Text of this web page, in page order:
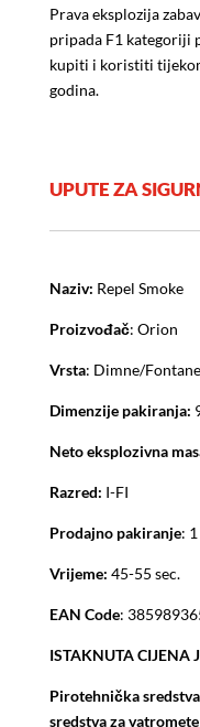
Prava eksplozija
pripada F1 kategoriji
kupiti i koristiti
godina.
UPUTE ZA
Naziv: Repel Smoke
Proizvođač: Orion
Vrsta: Dimne/
Dimenzije pakiranja:
Neto eksplozivna
Razred: I-FI
Prodajno pakiranje:
Vrijeme: 45-55 sec.
EAN Code:
ISTAKNUTA CIJENA
Pirotehnička
sredstva za